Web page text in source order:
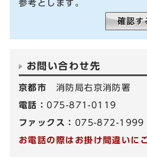
参考とします。
お問い合わせ先
京都市 消防局右京消防署
電話：075-871-0119
ファックス： 075-872-1999
お電話の際はお掛け間違いに